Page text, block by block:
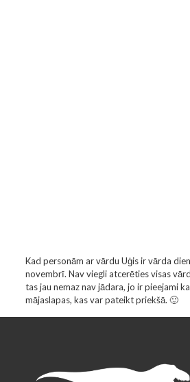
Kad personām ar vārdu Uģis ir vārda
novembrī. Nav viegli atcerēties visas
tas jau nemaz nav jādara, jo ir pieejami
mājaslapas, kas var pateikt priekšā. 🙂